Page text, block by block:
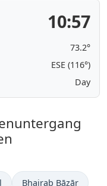
10:57
73.2°
ESE (116°)
Day
Bhairab Bāzār